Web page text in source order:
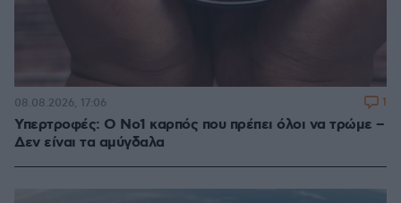
Υπερτροφές: Ο Νο1 καρπός που πρέπει όλοι να τρώμε –
Δεν είναι τα αμύγδαλα
08.08.2026, 17:06 1